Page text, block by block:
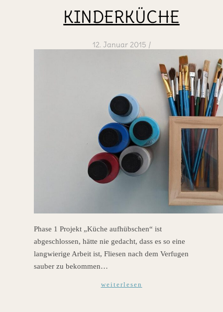
KINDERKÜCHE
12. Januar 2015 /
Phase 1 Projekt „Küche aufhübschen“ ist
abgeschlossen, hätte nie gedacht, dass es so eine
langwierige Arbeit ist, Fliesen nach dem Verfugen
sauber zu bekommen…
weiterlesen